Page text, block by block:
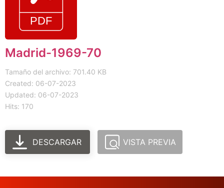
Madrid-1969-70
Tamaño del archivo: 701.40 KB
Created: 06-07-2023
Updated: 06-07-2023
Hits: 170
DESCARGAR VISTA PREVIA